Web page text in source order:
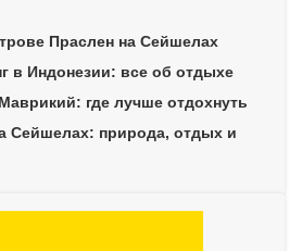
Праслен на Сейшелах
в Индонезии: все об отдыхе
где лучше отдохнуть
Сейшелах: природа, отдых и